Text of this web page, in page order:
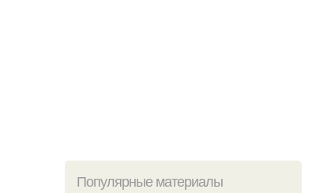
Популярные материалы